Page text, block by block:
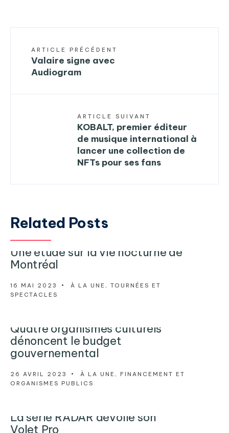
ARTICLE PRÉCÉDENT
Valaire signe avec
Audiogram
ARTICLE SUIVANT
KOBALT, premier éditeur
de musique international à
lancer une collection de
NFTs pour ses fans
Related Posts
Une étude sur la vie nocturne de
Montréal
16 MAI 2023 • À LA UNE , TOURNÉES ET
SPECTACLES
Quatre organismes culturels
dénoncent le budget
gouvernemental
26 AVRIL 2023 • À LA UNE , FINANCEMENT ET
ORGANISMES PUBLICS
La série RADAR dévoile son
Volet Pro